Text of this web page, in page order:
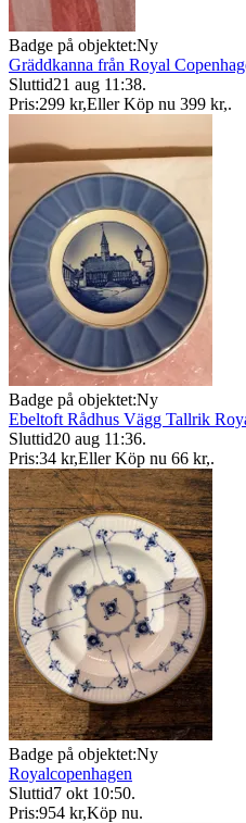
Badge på objektet:Ny
Gräddkanna från Royal
Sluttid21 aug 11:38.
Pris:299 kr,Eller Köp nu 399 kr,.
Badge på objektet:Ny
Ebeltoft Rådhus Vägg Tallrik
Sluttid20 aug 11:36.
Pris:34 kr,Eller Köp nu 66 kr,.
Badge på objektet:Ny
Royalcopenhagen
Sluttid7 okt 10:50.
Pris:954 kr,Köp nu.